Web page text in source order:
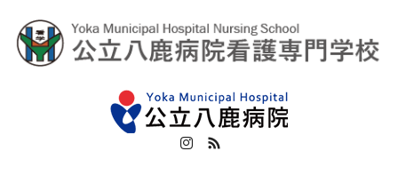
Instagram